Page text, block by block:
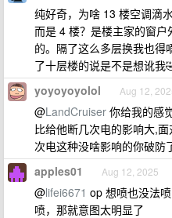
纯好奇，为啥 13 楼空调滴
而是 4 楼？是楼主家的窗
的。隔了这么多层换我也得
了十层楼的说是不是想讹我
yoyoyoyolol Aug 12,
@LandCruiser 你给我的感
比给他断几次电的影响大,
次电这种没啥影响的你破防
apples01 Aug 12, 2025
@lifei6671 op 想喷也没法
喷，那就意图太明显了